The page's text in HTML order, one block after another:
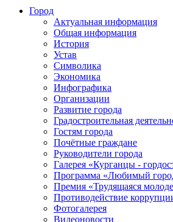
Город
Актуальная информация
Общая информация
История
Устав
Символика
Экономика
Инфографика
Организации
Развитие города
Градостроительная
Гостям города
Почётные граждане
Руководители города
Галерея «Курганцы -
Программа «Любимый
Премия «Трудящаяся
Противодействие
Фотогалерея
Видеоновости